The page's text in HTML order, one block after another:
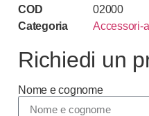
COD
02000
Categoria
Accessori-
Richiedi un
Nome e cognome